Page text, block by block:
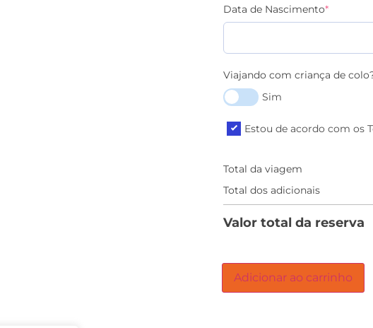
Data de Nascimento*
Viajando com criança de
Sim
Estou de acordo com os
Total da viagem
Total dos adicionais
Valor total da reserva
Adicionar ao carrinho